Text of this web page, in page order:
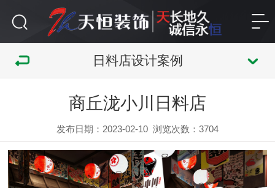
日料店设计案例
商丘泷小川日料店
发布日期：2023-02-10 浏览次数：3704